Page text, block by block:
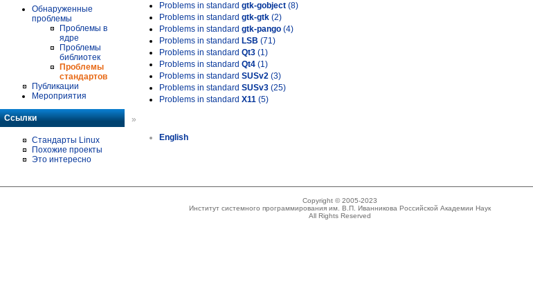
Обнаруженные
проблемы
Проблемы в
ядре
Проблемы
библиотек
Проблемы
стандартов
Публикации
Мероприятия
Ссылки
Стандарты Linux
Похожие проекты
Это интересно
Problems in standard gtk-gobject (8)
Problems in standard gtk-gtk (2)
Problems in standard gtk-pango (4)
Problems in standard LSB (71)
Problems in standard Qt3 (1)
Problems in standard Qt4 (1)
Problems in standard SUSv2 (3)
Problems in standard SUSv3 (25)
Problems in standard X11 (5)
»
English
Copyright © 2005-2023
Институт системного программирования им. В.П. Иванникова Российской Академии Наук
All Rights Reserved